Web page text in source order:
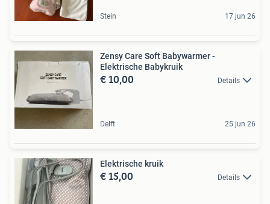
Stein 17 jun 26
Zensy Care Soft Babywarmer -
Elektrische Babykruik
€ 10,00 Details
Delft 25 jun 26
Elektrische kruik
€ 15,00 Details